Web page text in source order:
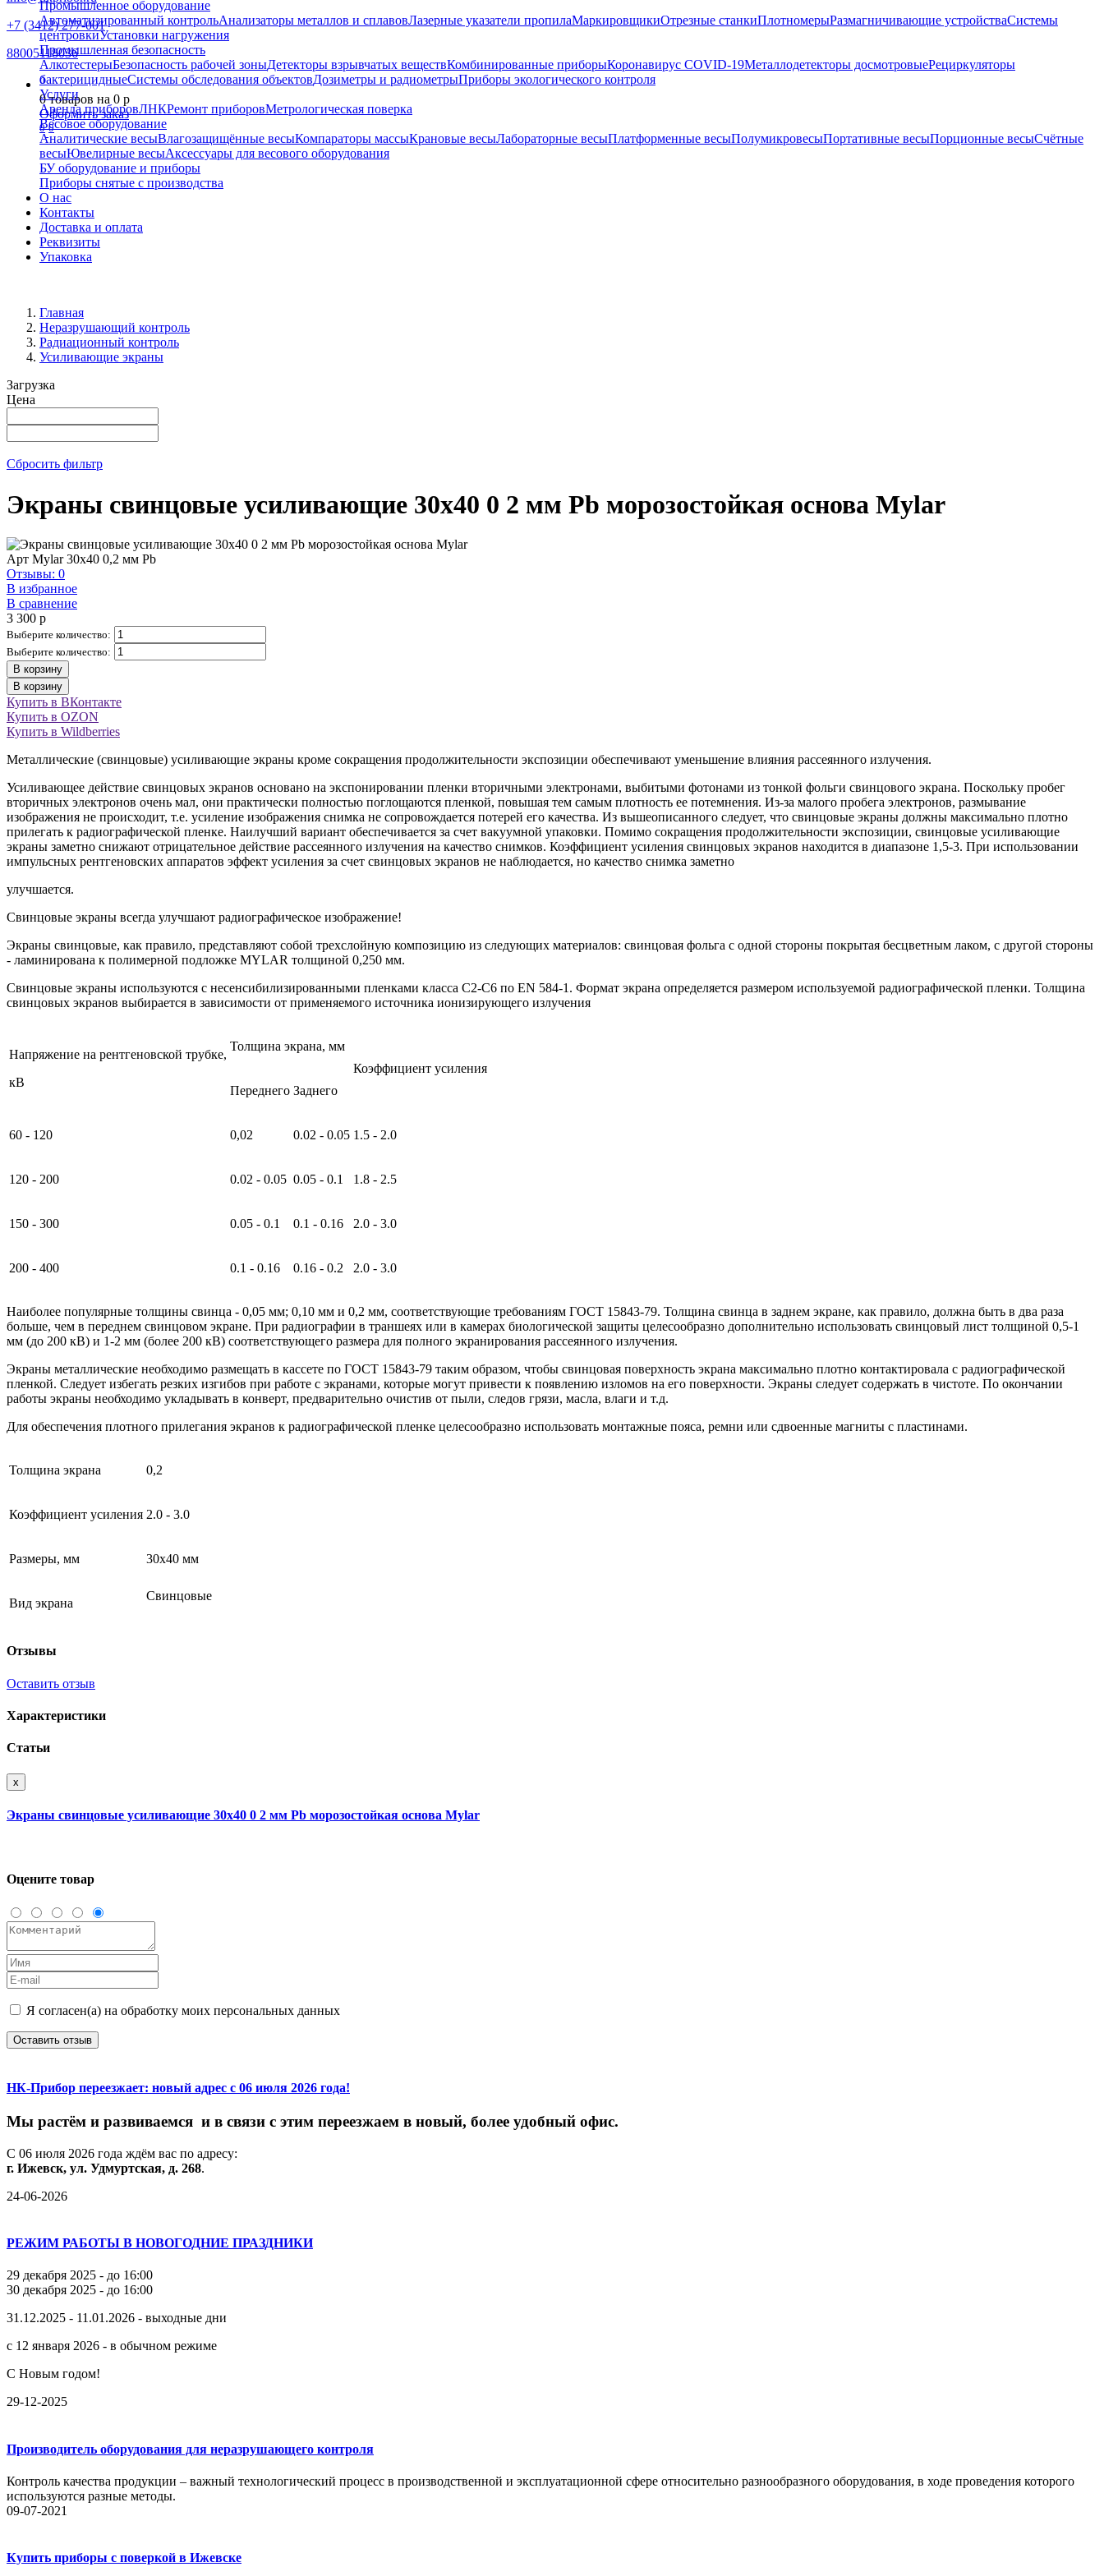
+7 (3412) 277-001
88005118036
0
0 товаров на 0 p
Оформить заказ
0 0
Промышленное оборудование
Автоматизированный контрольАнализаторы металлов и сплавовЛазерные указатели пропилаМаркировщикиОтрезные станкиПлотномерыРазмагничивающие устройстваСистемы
центровкиУстановки нагружения
Промышленная безопасность
АлкотестерыБезопасность рабочей зоныДетекторы взрывчатых веществКомбинированные приборыКоронавирус COVID-19Металлодетекторы досмотровыеРециркуляторы
бактерицидныеСистемы обследования объектовДозиметры и радиометрыПриборы экологического контроля
Услуги
Аренда приборовЛНКРемонт приборовМетрологическая поверка
Весовое оборудование
Аналитические весыВлагозащищённые весыКомпараторы массыКрановые весыЛабораторные весыПлатформенные весыПолумикровесыПортативные весыПорционные весыСчётные
весыЮвелирные весыАксессуары для весового оборудования
БУ оборудование и приборы
Приборы снятые с производства
О нас
Контакты
Доставка и оплата
Реквизиты
Упаковка
Главная
Неразрушающий контроль
Радиационный контроль
Усиливающие экраны
Загрузка
Цена
Сбросить фильтр
Экраны свинцовые усиливающие 30х40 0 2 мм Pb морозостойкая основа Mylar
Арт Mylar 30х40 0,2 мм Pb
Отзывы: 0
В избранное
В сравнение
3 300 p
Выберите количество:
Выберите количество:
В корзину
В корзину
Купить в ВКонтакте
Купить в OZON
Купить в Wildberries
Металлические (свинцовые) усиливающие экраны кроме сокращения продолжительности экспозиции обеспечивают уменьшение влияния рассеянного излучения.
Усиливающее действие свинцовых экранов основано на экспонировании пленки вторичными электронами, выбитыми фотонами из тонкой фольги свинцового экрана. Поскольку пробег
вторичных электронов очень мал, они практически полностью поглощаются пленкой, повышая тем самым плотность ее потемнения. Из-за малого пробега электронов, размывание
изображения не происходит, т.е. усиление изображения снимка не сопровождается потерей его качества. Из вышеописанного следует, что свинцовые экраны должны максимально плотно
прилегать к радиографической пленке. Наилучший вариант обеспечивается за счет вакуумной упаковки. Помимо сокращения продолжительности экспозиции, свинцовые усиливающие
экраны заметно снижают отрицательное действие рассеянного излучения на качество снимков. Коэффициент усиления свинцовых экранов находится в диапазоне 1,5-3. При использовании
импульсных рентгеновских аппаратов эффект усиления за счет свинцовых экранов не наблюдается, но качество снимка заметно
улучшается.
Свинцовые экраны всегда улучшают радиографическое изображение!
Экраны свинцовые, как правило, представляют собой трехслойную композицию из следующих материалов: свинцовая фольга с одной стороны покрытая бесцветным лаком, с другой стороны
- ламинирована к полимерной подложке MYLAR толщиной 0,250 мм.
Свинцовые экраны используются с несенсибилизированными пленками класса С2-С6 по EN 584-1. Формат экрана определяется размером используемой радиографической пленки. Толщина
свинцовых экранов выбирается в зависимости от применяемого источника ионизирующего излучения
Напряжение на рентгеновской трубке,
кВ
Толщина экрана, мм
Коэффициент усиления
Переднего Заднего
60 - 120 0,02 0.02 - 0.05 1.5 - 2.0
120 - 200 0.02 - 0.05 0.05 - 0.1 1.8 - 2.5
150 - 300 0.05 - 0.1 0.1 - 0.16 2.0 - 3.0
200 - 400 0.1 - 0.16 0.16 - 0.2 2.0 - 3.0
Наиболее популярные толщины свинца - 0,05 мм; 0,10 мм и 0,2 мм, соответствующие требованиям ГОСТ 15843-79. Толщина свинца в заднем экране, как правило, должна быть в два раза
больше, чем в переднем свинцовом экране. При радиографии в траншеях или в камерах биологической защиты целесообразно дополнительно использовать свинцовый лист толщиной 0,5-1
мм (до 200 кВ) и 1-2 мм (более 200 кВ) соответствующего размера для полного экранирования рассеянного излучения.
Экраны металлические необходимо размещать в кассете по ГОСТ 15843-79 таким образом, чтобы свинцовая поверхность экрана максимально плотно контактировала с радиографической
пленкой. Следует избегать резких изгибов при работе с экранами, которые могут привести к появлению изломов на его поверхности. Экраны следует содержать в чистоте. По окончании
работы экраны необходимо укладывать в конверт, предварительно очистив от пыли, следов грязи, масла, влаги и т.д.
Для обеспечения плотного прилегания экранов к радиографической пленке целесообразно использовать монтажные пояса, ремни или сдвоенные магниты с пластинами.
Толщина экрана 0,2
Коэффициент усиления 2.0 - 3.0
Размеры, мм 30х40 мм
Вид экрана
Свинцовые
Отзывы
Оставить отзыв
Характеристики
Статьи
x
Экраны свинцовые усиливающие 30х40 0 2 мм Pb морозостойкая основа Mylar
Оцените товар
Я согласен(а) на обработку моих персональных данных
Оставить отзыв
НК-Прибор переезжает: новый адрес с 06 июля 2026 года!
Мы растём и развиваемся и в связи с этим переезжаем в новый, более удобный офис.
С 06 июля 2026 года ждём вас по адресу:
г. Ижевск, ул. Удмуртская, д. 268.
24-06-2026
РЕЖИМ РАБОТЫ В НОВОГОДНИЕ ПРАЗДНИКИ
29 декабря 2025 - до 16:00
30 декабря 2025 - до 16:00
31.12.2025 - 11.01.2026 - выходные дни
с 12 января 2026 - в обычном режиме
С Новым годом!
29-12-2025
Производитель оборудования для неразрушающего контроля
Контроль качества продукции – важный технологический процесс в производственной и эксплуатационной сфере относительно разнообразного оборудования, в ходе проведения которого
используются разные методы.
09-07-2021
Купить приборы с поверкой в Ижевске